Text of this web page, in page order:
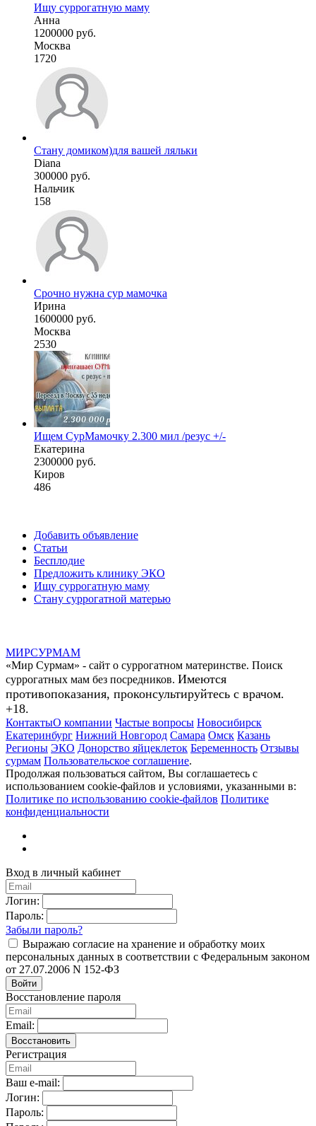
Ищу суррогатную маму
Анна
1200000 руб.
Москва
1720
Стану домиком)для вашей ляльки
Diana
300000 руб.
Нальчик
158
Срочно нужна сур мамочка
Ирина
1600000 руб.
Москва
2530
Ищем СурМамочку 2.300 мил /резус +/-
Екатерина
2300000 руб.
Киров
486
Добавить объявление
Статьи
Бесплодие
Предложить клинику ЭКО
Ищу суррогатную маму
Стану суррогатной матерью
МИРСУРМАМ
«Мир Сурмам» - сайт о суррогатном материнстве. Поиск
суррогатных мам без посредников. Имеются
противопоказания, проконсультируйтесь с врачом.
+18.
КонтактыО компании Частые вопросы Новосибирск
Екатеринбург Нижний Новгород Самара Омск Казань
Регионы ЭКО Донорство яйцеклеток Беременность Отзывы
сурмам Пользовательское соглашение.
Продолжая пользоваться сайтом, Вы соглашаетесь с
использованием cookie-файлов и условиями, указанными в:
Политике по использованию cookie-файлов Политике
конфиденциальности
Вход в личный кабинет
Логин:
Пароль:
Забыли пароль?
Выражаю согласие на хранение и обработку моих
персональных данных в соответствии с Федеральным законом
от 27.07.2006 N 152-ФЗ
Войти
Восстановление пароля
Email:
Восстановить
Регистрация
Ваш e-mail:
Логин:
Пароль: